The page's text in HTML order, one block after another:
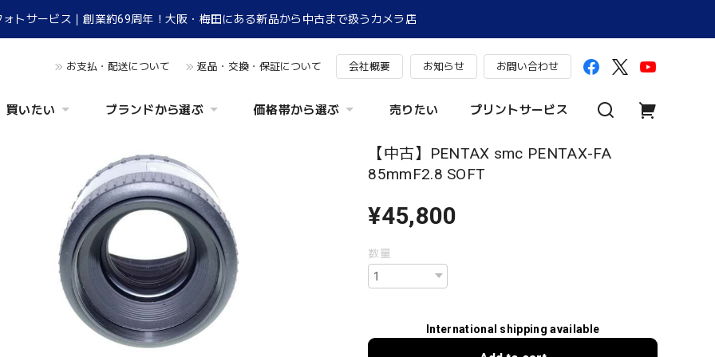
ォトサービス｜創業約69周年！大阪・梅田にある新品から中古まで扱うカメラ店
お支払・配送について 返品・交換・保証について 会社概要 お知らせ お問い合わせ
買いたい ブランドから選ぶ 価格帯から選ぶ 売りたい プリントサービス
【中古】PENTAX smc PENTAX-FA
85mmF2.8 SOFT
¥45,800
数量
International shipping available